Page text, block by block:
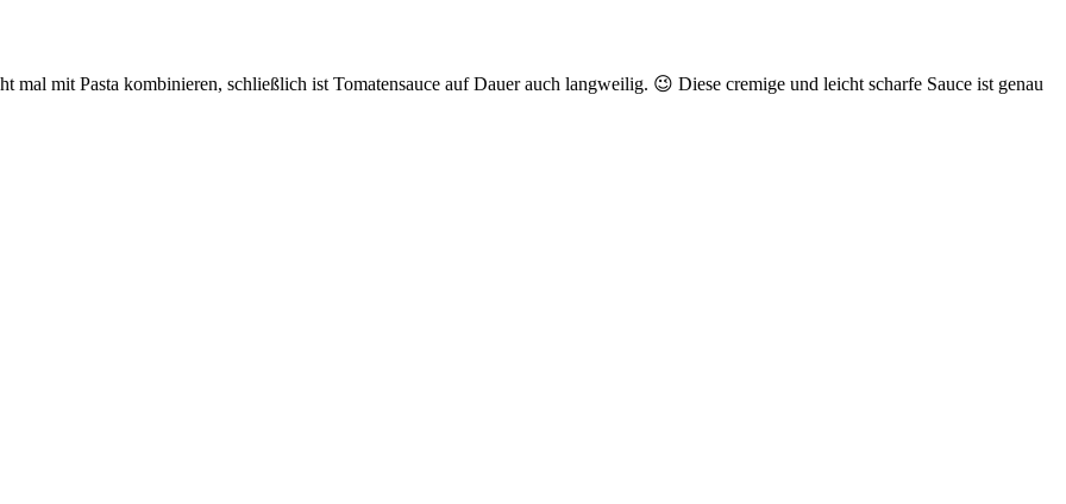
mit Pasta kombinieren, schließlich ist Tomatensauce auf Dauer auch langweilig. 😉 Diese cremige und leicht scharfe Sauce ist genau